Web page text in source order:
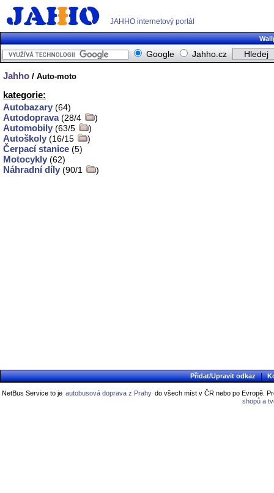
JAHHO internetový portál
Google Jahho.cz
Jahho / Auto-moto
kategorie:
Autobazary (64)
Autodoprava(28/4 )
Automobily (63/5 )
Autoškoly (16/15 )
Čerpací stanice (5)
Motocykly (62)
Náhradní díly (90/1 )
Přidat/Upravit odkaz |
NetBus Service to je autobusová doprava z Prahy do všech míst v ČR nebo po Evropě.
shopů a